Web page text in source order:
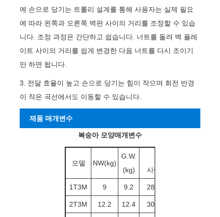
에 손으로 당기는 트롤리 설계를 통해 사용자는 실제 필요
에 따라 왼쪽과 오른쪽 벽판 사이의 거리를 조정할 수 있습
니다. 조정 과정은 간단하고 쉽습니다. 너트를 돌려 벽 플레
이트 사이의 거리를 쉽게 변경한 다음 너트를 다시 조이기
만 하면 됩니다.
3. 전달 효율이 높고 손으로 당기는 힘이 작으며 회전 반경
이 작은 곡선에서도 이동할 수 있습니다.
제품 매개변수
복숭아 모양매개변수
모델 NW(kg)
G.W.
(kg)
사이즈(cm)
1T3M 9 9.2 28*21.5*19
2T3M 12.2 12.4 30*23.5*19